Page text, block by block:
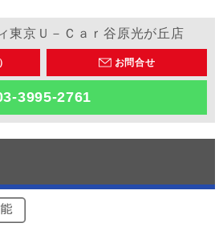
東京Ｕ－Ｃａｒ谷原光が丘店
お問合せ
3995-2761